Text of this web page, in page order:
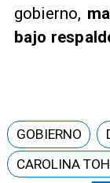
gobierno,
bajo
GOBIERNO
CAROLINA